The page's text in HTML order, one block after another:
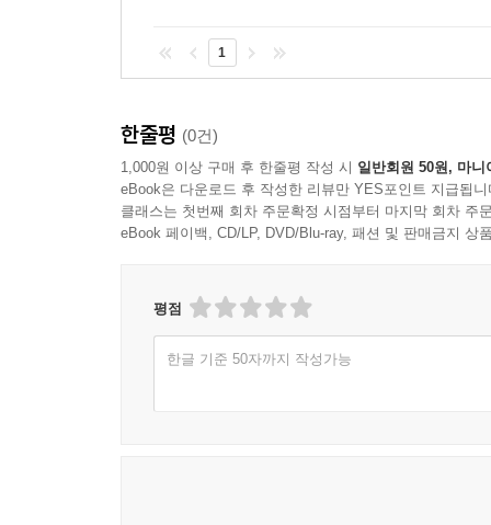
이후 1900년대 5·4운동부터 1940년대 말까지
제기했다. 더 나아가 “송강은 산채를 점거하면서
루쉰의 관점은 이후에 『수호전』을 ‘농민 봉
노지심魯智心 등은 ‘농민 봉기의 영수’로 숭배받
칭송과 함께 교과서에까지도 실리게 되었다.
파괴성을 부각했으며 『수호전』의 전파를 금해
정치 체제에 따라 금서와 찬양 혹은 정치적 왜곡
1
한줄평 (0건)
1,000원 이상 구매 후 한줄평 작성 시 일반회원 50원, 마니
eBook은 다운로드 후 작성한 리뷰만 YES포인트 지급됩니
클래스는 첫번째 회차 주문확정 시점부터 마지막 회차 주
eBook 페이백, CD/LP, DVD/Blu-ray, 패션 및 판매금지 상
평점
한글 기준 50자까지 작성가능